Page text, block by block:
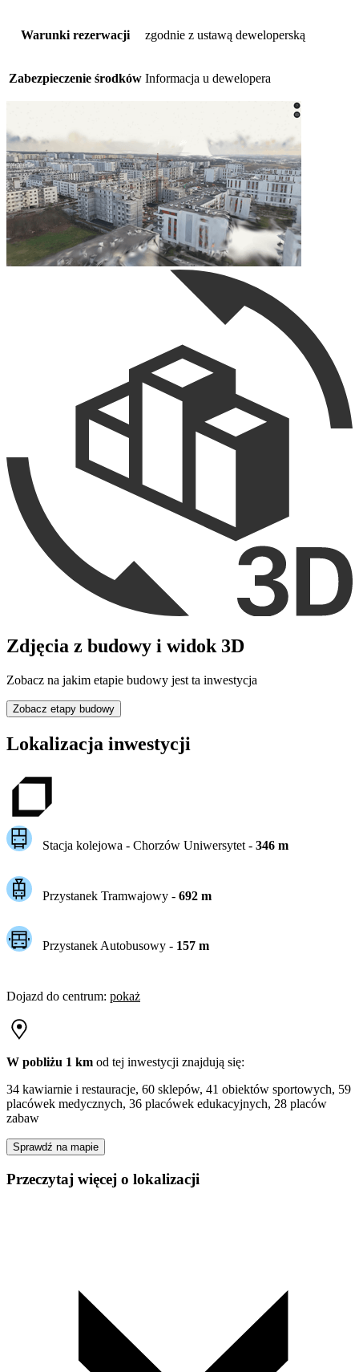
Warunki rezerwacji zgodnie z ustawą deweloperską
Zabezpieczenie środków Informacja u dewelopera
Zdjęcia z budowy i widok 3D
Zobacz na jakim etapie budowy jest ta inwestycja
Zobacz etapy budowy
Lokalizacja inwestycji
Stacja kolejowa - Chorzów Uniwersytet- 346m
Przystanek Tramwajowy - 692m
Przystanek Autobusowy - 157m
Dojazd do centrum: pokaż
W pobliżu 1 km od tej inwestycji znajdują się:
34 kawiarnie i restauracje, 60 sklepów, 41 obiektów sportowych, 59
placówek medycznych, 36 placówek edukacyjnych, 28 placów
zabaw
Sprawdź na mapie
Przeczytaj więcej o lokalizacji